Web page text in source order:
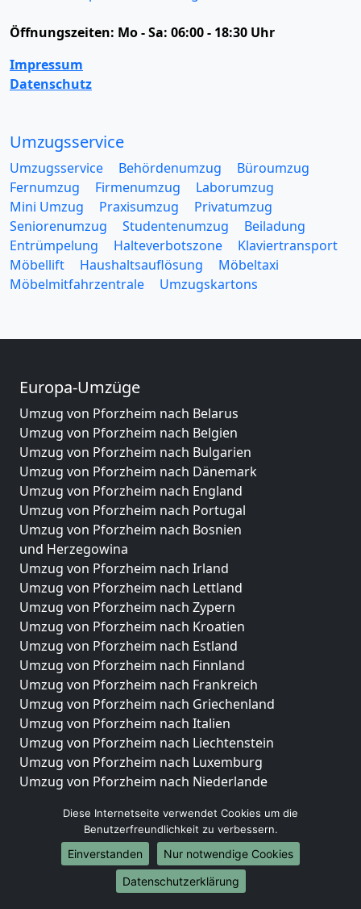
Öffnungszeiten: Mo - Sa: 06:00 - 18:30 Uhr
Impressum
Datenschutz
Umzugsservice
Umzugsservice Behördenumzug
Büroumzug
Fernumzug
Firmenumzug
Laborumzug
Mini Umzug
Praxisumzug
Privatumzug
Seniorenumzug
Studentenumzug
Beiladung
Entrümpelung
Halteverbotszone
Klaviertransport
Möbellift
Haushaltsauflösung
Möbeltaxi
Möbelmitfahrzentrale
Umzugskartons
Europa-Umzüge
Umzug von Pforzheim nach Belarus
Umzug von Pforzheim nach Belgien
Umzug von Pforzheim nach Bulgarien
Umzug von Pforzheim nach Dänemark
Umzug von Pforzheim nach England
Umzug von Pforzheim nach Portugal
Umzug von Pforzheim nach Bosnien
und Herzegowina
Umzug von Pforzheim nach Irland
Umzug von Pforzheim nach Lettland
Umzug von Pforzheim nach Zypern
Umzug von Pforzheim nach Kroatien
Umzug von Pforzheim nach Estland
Umzug von Pforzheim nach Finnland
Umzug von Pforzheim nach Frankreich
Umzug von Pforzheim nach Griechenland
Umzug von Pforzheim nach Italien
Umzug von Pforzheim nach Liechtenstein
Umzug von Pforzheim nach Luxemburg
Umzug von Pforzheim nach Niederlande
Umzüge-Deutschlandweit
Umzug von Pforzheim nach Berlin
Umzug von Pforzheim nach Hamburg
Umzug von Pforzheim nach München
Diese Internetseite verwendet Cookies um die
Benutzerfreundlichkeit zu verbessern.
Einverstanden
Nur notwendige Cookies
Datenschutzerklärung